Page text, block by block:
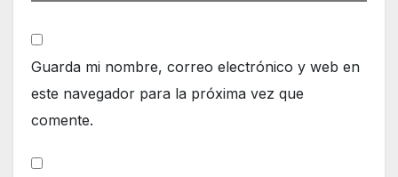
Guarda mi nombre, correo electrónico y web en
este navegador para la próxima vez que
comente.